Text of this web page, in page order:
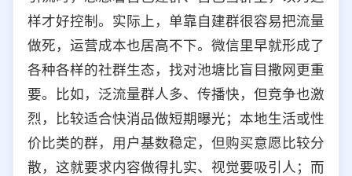
样才好控制。实际上，单靠自建群很容易把流量
做死，运营成本也居高不下。微信里早就形成了
各种各样的社群生态，找对池塘比盲目撒网更重
要。比如，泛流量群人多、传播快，但竞争也激
烈，比较适合快消品做短期曝光；本地生活或性
价比类的群，用户基数稳定，但购买意愿比较分
散，这就要求内容做得扎实、视觉要吸引人；而